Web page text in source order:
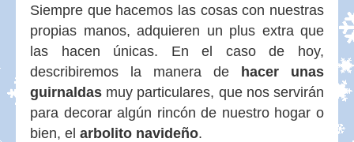
Siempre que hacemos las cosas con nuestras
propias manos, adquieren un plus extra que
las hacen únicas. En el caso de hoy,
describiremos la manera de
hacer unas
guirnaldas muy particulares, que nos servirán
para decorar algún rincón de nuestro hogar o
bien, el arbolito navideño.